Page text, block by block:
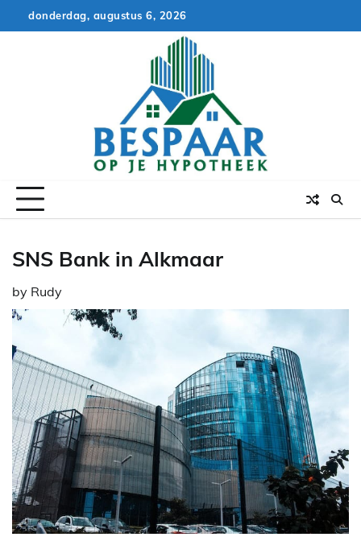
to
donderdag, augustus 6, 2026
SNS Bank in Alkmaar
by Rudy